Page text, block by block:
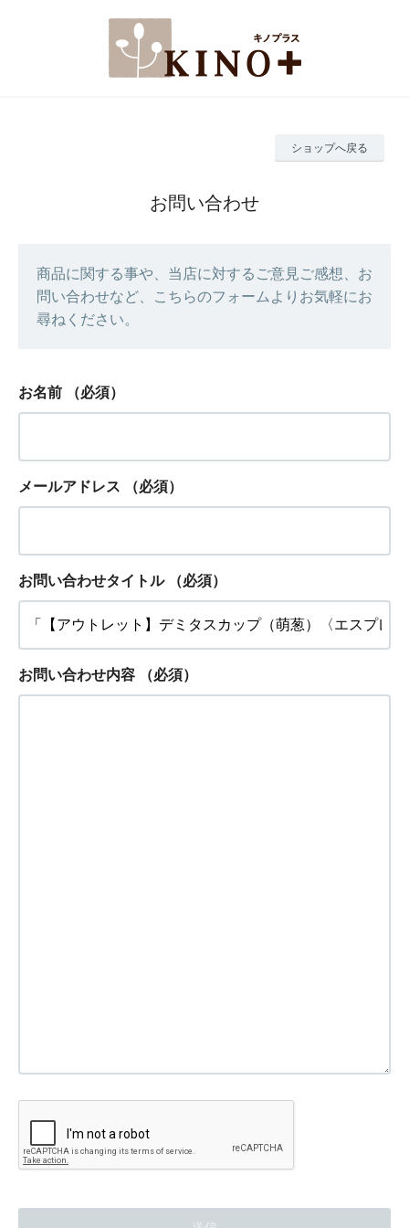
ショップへ戻る
お問い合わせ
商品に関する事や、当店に対するご意見ご感想、お
問い合わせなど、こちらのフォームよりお気軽にお
尋ねください。
お名前 （必須）
メールアドレス （必須）
お問い合わせタイトル （必須）
お問い合わせ内容 （必須）